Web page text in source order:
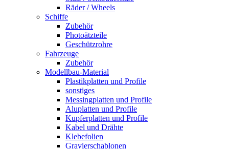
Räder / Wheels
Schiffe
Zubehör
Photoätzteile
Geschützrohre
Fahrzeuge
Zubehör
Modellbau-Material
Plastikplatten und Profile
sonstiges
Messingplatten und Profile
Aluplatten und Profile
Kupferplatten und Profile
Kabel und Drähte
Klebefolien
Gravierschablonen